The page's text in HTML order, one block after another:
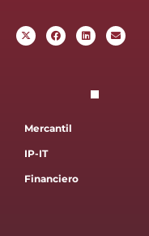
Mercantil
IP-IT
Financiero